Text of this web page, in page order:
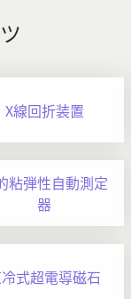
X線回折装置
粘弾性自動測定
器
式超電導磁石